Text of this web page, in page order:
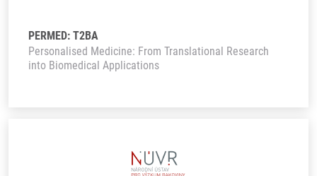
PERMED: T2BA
Personalised Medicine: From Translational Research
into Biomedical Applications